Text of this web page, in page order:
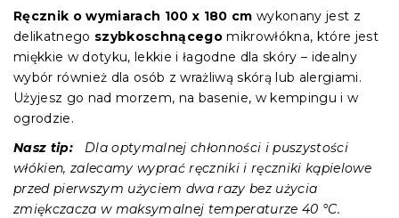
Ręcznik o wymiarach 100 x 180 cm wykonany jest z
delikatnego szybkoschnącego mikrowłókna, które jest
miękkie w dotyku, lekkie i łagodne dla skóry – idealny
wybór również dla osób z wrażliwą skórą lub alergiami.
Użyjesz go nad morzem, na basenie, w kempingu i w
ogrodzie.
Nasz tip:
Dla optymalnej chłonności i puszystości
włókien, zalecamy wyprać ręczniki i ręczniki kąpielowe
przed pierwszym użyciem dwa razy bez użycia
zmiękczacza w maksymalnej temperaturze 40 °C.